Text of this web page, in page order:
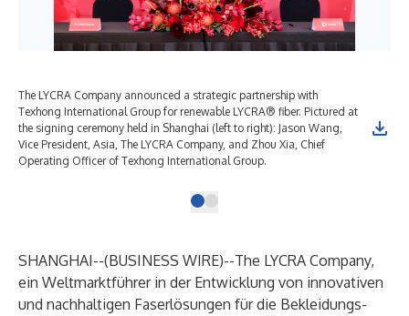
The LYCRA Company announced a strategic partnership with
Texhong International Group for renewable LYCRA® fiber. Pictured at
the signing ceremony held in Shanghai (left to right): Jason Wang,
Vice President, Asia, The LYCRA Company, and Zhou Xia, Chief
Operating Officer of Texhong International Group.
SHANGHAI--(BUSINESS WIRE)--The LYCRA Company,
ein Weltmarktführer in der Entwicklung von innovativen
und nachhaltigen Faserlösungen für die Bekleidungs-